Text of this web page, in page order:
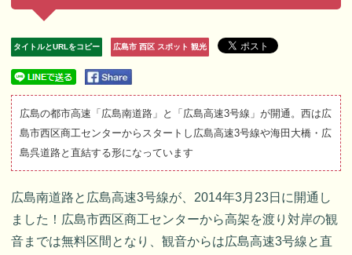
タイトルとURLをコピー 広島市 西区 スポット 観光
広島の都市高速「広島南道路」と「広島高速3号線」が開通。西は広
島市西区商工センターからスタートし広島高速3号線や海田大橋・広
島呉道路と直結する形になっています
広島南道路と広島高速3号線が、2014年3月23日に開通し
ました！広島市西区商工センターから高架を渡り対岸の観
音までは無料区間となり、観音からは広島高速3号線と直